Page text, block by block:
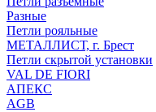
Разные
Петли рояльные
МЕТАЛЛИСТ, г. Брест
Петли скрытой установки
VAL DE FIORI
АПЕКС
AGB